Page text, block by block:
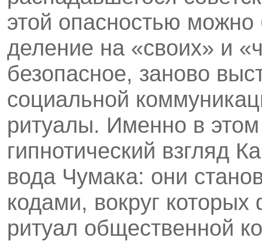
этой опасностью
деление на «своих» и
безопасное, заново
социальной
ритуалы. Именно в этом
гипнотический взгляд
вода Чумака: они
кодами, вокруг
ритуал общественной